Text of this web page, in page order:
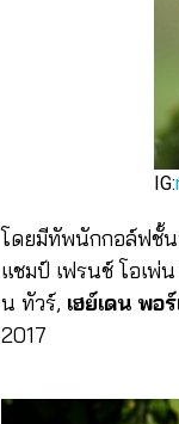
IG:
โดยมีทัพนักกอล์ฟชั้น
แชมป์ เฟรนช์ โอเพ่น
น ทัวร์, เฮย์เดน พอ
2017